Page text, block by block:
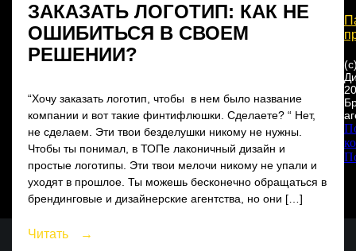
ЗАКАЗАТЬ ЛОГОТИП: КАК НЕ
ОШИБИТЬСЯ В СВОЕМ
РЕШЕНИИ?
“Хочу заказать логотип, чтобы в нем было название
компании и вот такие финтифлюшки. Сделаете? “ Нет,
не сделаем. Эти твои безделушки никому не нужны.
Чтобы ты понимал, в ТОПе лаконичный дизайн и
простые логотипы. Эти твои мелочи никому не упали и
уходят в прошлое. Ты можешь бесконечно обращаться в
брендинговые и дизайнерские агентства, но они […]
Читать →